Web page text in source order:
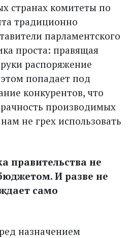
странах комитеты по
традиционно
парламентского
проста: правящая
распоряжение
попадает под
конкурентов, что
производимых
не грех использовать
правительства не
И разве не
само
назначением